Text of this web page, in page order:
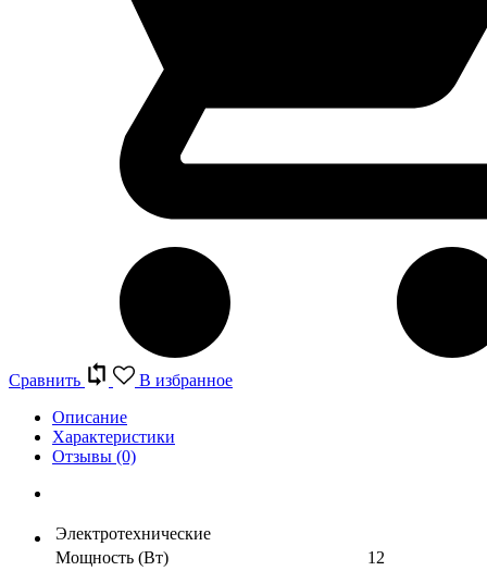
Сравнить
В избранное
Описание
Характеристики
Отзывы (0)
Электротехнические
Мощность (Вт)
12